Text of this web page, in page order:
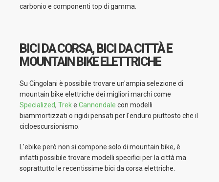
carbonio e componenti top di gamma.
BICI DA CORSA, BICI DA CITTÀ E
MOUNTAIN BIKE ELETTRICHE
Su Cingolani è possibile trovare un'ampia selezione di
mountain bike elettriche dei migliori marchi come
Specialized, Treke Cannondale con modelli
biammortizzati o rigidi pensati per l'enduro piuttosto che il
cicloescursionismo.
L'ebike però non si compone solo di mountain bike, è
infatti possibile trovare modelli specifici per la città ma
soprattutto le recentissime bici da corsa elettriche.